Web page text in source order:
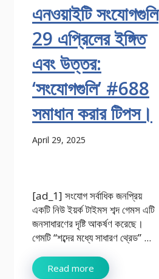
এনওয়াইটি সংযোগগুলি
29 এপ্রিলের ইঙ্গিত
এবং উত্তর:
‘সংযোগগুলি’ #688
সমাধান করার টিপস।
April 29, 2025
[ad_1] সংযোগ সর্বাধিক জনপ্রিয়
একটি নিউ ইয়র্ক টাইমস শব্দ গেমস এটি
জনসাধারণের দৃষ্টি আকর্ষণ করেছে।
গেমটি “শব্দের মধ্যে সাধারণ থ্রেড” ...
Read more